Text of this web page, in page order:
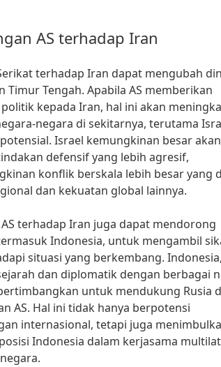
AS terhadap Iran
terhadap Iran dapat mengubah
Timur Tengah. Apabila AS memberikan
kepada Iran, hal ini akan
negara di sekitarnya, terutama
Israel kemungkinan besar akan
defensif yang lebih agresif,
konflik berskala lebih besar yang
dan kekuatan global lainnya.
terhadap Iran juga dapat mendorong
Indonesia, untuk mengambil
situasi yang berkembang.
dan diplomatik dengan berbagai
untuk mendukung Rusia
AS. Hal ini tidak hanya berpotensi
internasional, tetapi juga
Indonesia dalam kerjasama